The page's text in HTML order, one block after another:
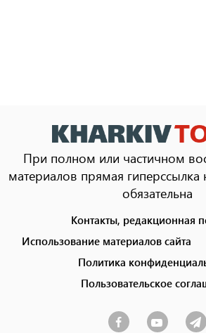
При полном или частичном
материалов прямая гиперссылка
обязательна
menu
Контакты, редакционная
Использование материалов сайта
Политика
Пользовательское